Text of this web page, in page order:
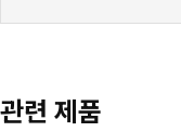
관련 제품